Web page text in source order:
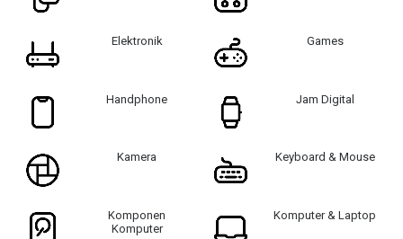
Elektronik Games
Handphone Jam Digital
Kamera Keyboard & Mouse
Komponen
Komputer
Komputer & Laptop